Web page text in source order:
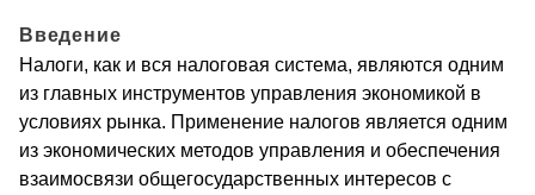
Введение
Налоги, как и вся налоговая система, являются одним
из главных инструментов управления экономикой в
условиях рынка. Применение налогов является одним
из экономических методов управления и обеспечения
взаимосвязи общегосударственных интересов с